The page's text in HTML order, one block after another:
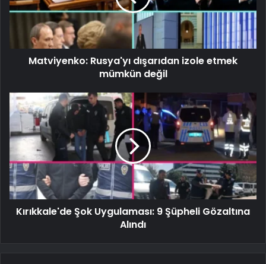
Matviyenko: Rusya'yı dışarıdan izole etmek
mümkün değil
Kırıkkale'de Şok Uygulaması: 9 Şüpheli Gözaltına
Alındı